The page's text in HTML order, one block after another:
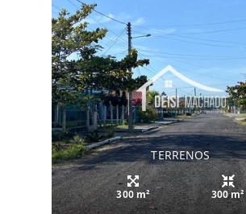
TERRENOS
300 m² 300 m²